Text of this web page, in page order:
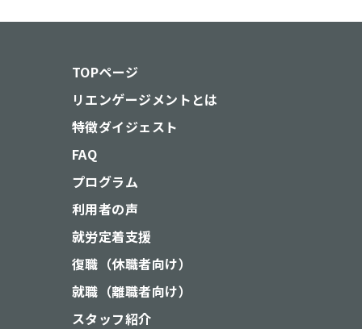
TOPページ
リエンゲージメントとは
特徴ダイジェスト
FAQ
プログラム
利用者の声
就労定着支援
復職（休職者向け）
就職（離職者向け）
スタッフ紹介